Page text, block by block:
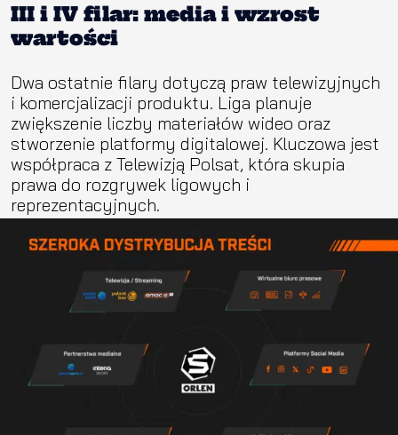
III i IV filar: media i wzrost
wartości
Dwa ostatnie filary dotyczą praw telewizyjnych
i komercjalizacji produktu. Liga planuje
zwiększenie liczby materiałów wideo oraz
stworzenie platformy digitalowej. Kluczowa jest
współpraca z Telewizją Polsat, która skupia
prawa do rozgrywek ligowych i
reprezentacyjnych.